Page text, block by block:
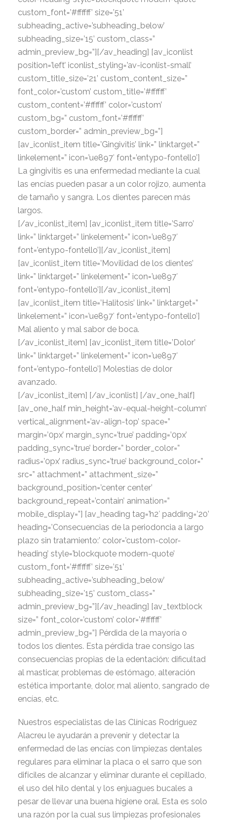
custom_font=’#ffffff’ size=’51’
subheading_active=’subheading_below’
subheading_size=’15’ custom_class=”
admin_preview_bg=”][/av_heading] [av_iconlist
position=’left’ iconlist_styling=’av-iconlist-small’
custom_title_size=’21’ custom_content_size=”
font_color=’custom’ custom_title=’#ffffff’
custom_content=’#ffffff’ color=’custom’
custom_bg=” custom_font=’#ffffff’
custom_border=” admin_preview_bg=”]
[av_iconlist_item title=’Gingivitis’ link=” linktarget=”
linkelement=” icon=’ue897′ font=’entypo-fontello’]
La gingivitis es una enfermedad mediante la cual
las encías pueden pasar a un color rojizo, aumenta
de tamaño y sangra. Los dientes parecen más
largos.
[/av_iconlist_item] [av_iconlist_item title=’Sarro’
link=” linktarget=” linkelement=” icon=’ue897′
font=’entypo-fontello’][/av_iconlist_item]
[av_iconlist_item title=’Movilidad de los dientes’
link=” linktarget=” linkelement=” icon=’ue897′
font=’entypo-fontello’][/av_iconlist_item]
[av_iconlist_item title=’Halitosis’ link=” linktarget=”
linkelement=” icon=’ue897′ font=’entypo-fontello’]
Mal aliento y mal sabor de boca.
[/av_iconlist_item] [av_iconlist_item title=’Dolor’
link=” linktarget=” linkelement=” icon=’ue897′
font=’entypo-fontello’] Molestias de dolor
avanzado.
[/av_iconlist_item] [/av_iconlist] [/av_one_half]
[av_one_half min_height=’av-equal-height-column’
vertical_alignment=’av-align-top’ space=”
margin=’0px’ margin_sync=’true’ padding=’0px’
padding_sync=’true’ border=” border_color=”
radius=’0px’ radius_sync=’true’ background_color=”
src=” attachment=” attachment_size=”
background_position=’center center’
background_repeat=’contain’ animation=”
mobile_display=”] [av_heading tag=’h2′ padding=’20’
heading=’Consecuencias de la periodoncia a largo
plazo sin tratamiento:’ color=’custom-color-
heading’ style=’blockquote modern-quote’
custom_font=’#ffffff’ size=’51’
subheading_active=’subheading_below’
subheading_size=’15’ custom_class=”
admin_preview_bg=”][/av_heading] [av_textblock
size=” font_color=’custom’ color=’#ffffff’
admin_preview_bg=”] Pérdida de la mayoría o
todos los dientes. Esta pérdida trae consigo las
consecuencias propias de la edentación: dificultad
al masticar, problemas de estómago, alteración
estética importante, dolor, mal aliento, sangrado de
encías, etc.
Nuestros especialistas de las Clínicas Rodriguez
Alacreu le ayudarán a prevenir y detectar la
enfermedad de las encías con limpiezas dentales
regulares para eliminar la placa o el sarro que son
difíciles de alcanzar y eliminar durante el cepillado,
el uso del hilo dental y los enjuagues bucales a
pesar de llevar una buena higiene oral. Esta es solo
una razón por la cual sus limpiezas profesionales